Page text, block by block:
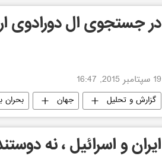
در جستجوی ال دورادوی
19 سپتامبر 2015, 16:47
گزارش و تحلیل جهان بحران
ایران و اسرائیل ، نه